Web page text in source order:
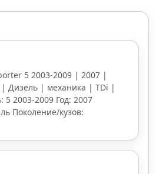
5 2003-2009 | 2007 |
Дизель | механика | TDi |
5 2003-2009 Год: 2007
Поколение/кузов: